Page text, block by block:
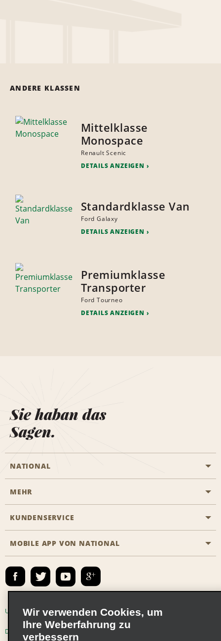
ANDERE KLASSEN
Mittelklasse
Monospace
Renault Scenic
DETAILS ANZEIGEN
Standardklasse Van
Ford Galaxy
DETAILS ANZEIGEN
Premiumklasse
Transporter
Ford Tourneo
DETAILS ANZEIGEN
Sie haban das
Sagen.
NATIONAL
Eine Reservierung vornehmen
Das Business Rental Programm
Emerald Club Anmelden
MEHR
Karriere
KUNDENSERVICE
Barrierefreiheit
Kontakt
E-Mail anmelden
MOBILE APP VON NATIONAL
Unternehmensinformationen Nutzungsbedingungen
Datenschutzrichtlinie Cookie-Richtlinie
Wir verwenden Cookies, um
Ihre Weberfahrung zu
verbessern